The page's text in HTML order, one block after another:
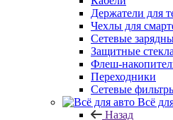
Держатели для
Чехлы для
Сетевые
Защитные стекла
Флеш-
Переходники
Сетевые
Всё
Назад